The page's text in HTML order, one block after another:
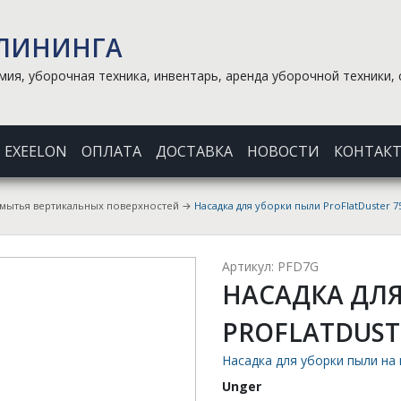
уборочная техника, инвентарь, аренда уборочной техники,
EXEELON ОПЛАТА ДОСТАВКА НОВОСТИ
вертикальных поверхностей → Насадка для уборки пыли ProFlatDuster
Артикул: PFD7G
НАСАДКА
Насадка для уборки пыли на
Unger